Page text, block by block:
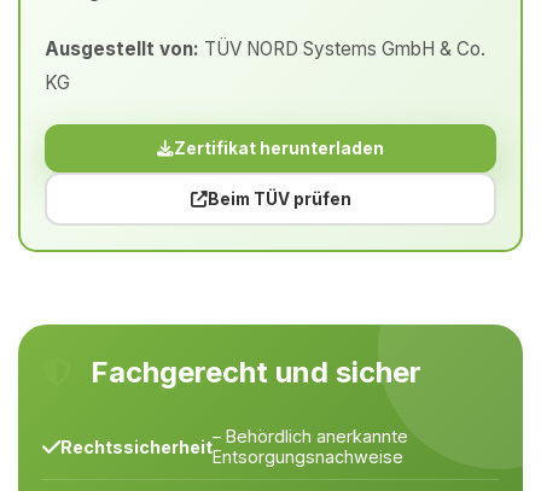
Ausgestellt von: TÜV NORD Systems GmbH & Co.
KG
Zertifikat herunterladen
Beim TÜV prüfen
Fachgerecht und sicher
Rechtssicherheit– Behördlich anerkannte
Entsorgungsnachweise